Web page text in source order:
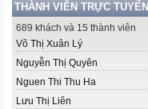
THÀNH VIÊN TRỰC TUYẾN
689 khách và 15 thành viên
Võ Thị Xuân Lý
Nguyễn Thị Quyên
Nguen Thi Thu Ha
Lưu Thị Liên